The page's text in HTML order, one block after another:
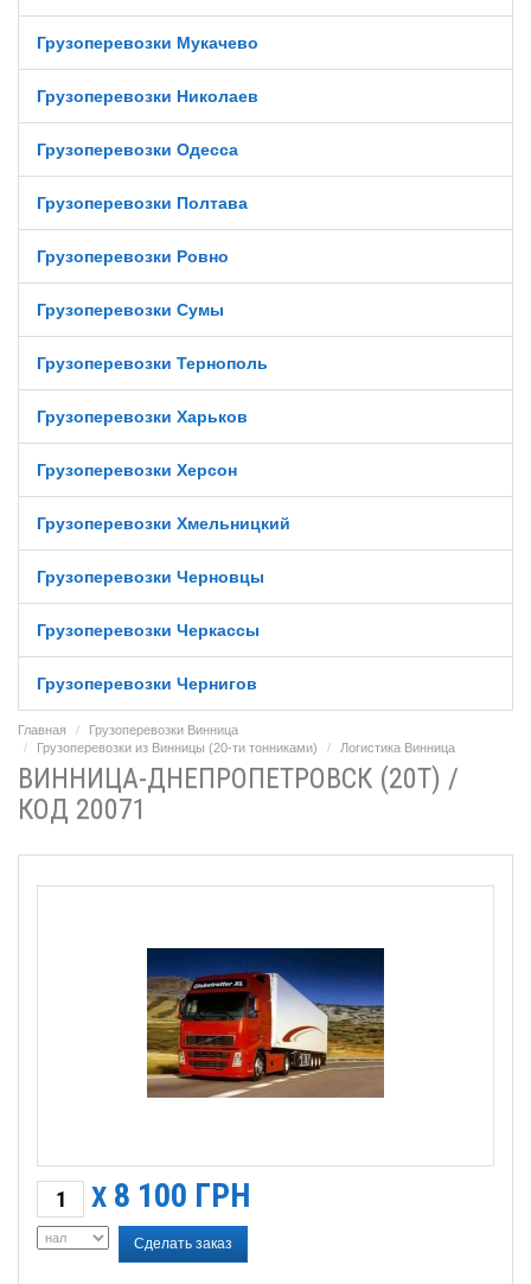
Грузоперевозки Мукачево
Грузоперевозки Николаев
Грузоперевозки Одесса
Грузоперевозки Полтава
Грузоперевозки Ровно
Грузоперевозки Сумы
Грузоперевозки Тернополь
Грузоперевозки Харьков
Грузоперевозки Херсон
Грузоперевозки Хмельницкий
Грузоперевозки Черновцы
Грузоперевозки Черкассы
Грузоперевозки Чернигов
Главная
Грузоперевозки Винница
Грузоперевозки из Винницы (20-ти тонниками)
Логистика Винница
ВИННИЦА-ДНЕПРОПЕТРОВСК (20Т) /
КОД 20071
X 8 100 ГРН
Сделать заказ